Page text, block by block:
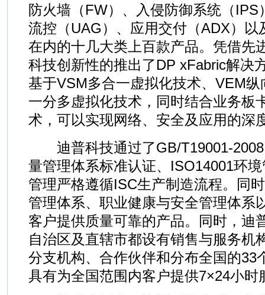
防火墙（FW）、入侵防御系统（IPS
流控（UAG）、应用交付（ADX）以
在内的十几大类上百款产品。凭借先
科技创新性的推出了DP xFabric解决
基于VSM多合一虚拟化技术、VEM
一分多虚拟化技术，同时结合业务板
术，可以实现网络、安全及应用的深
迪普科技通过了GB/T19001-2008
量管理体系标准认证、ISO14001环
管理严格遵循ISC生产制造流程。同
管理体系、职业健康与安全管理体系
客户提供质量可靠的产品。同时，迪
自治区及直辖市都设有销售与服务机
分支机构、合作伙伴和分布全国的33
具有为全国范围内客户提供7×24小时